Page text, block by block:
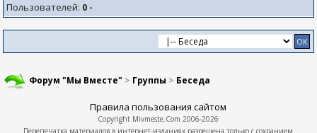
Пользователей: 0 -
Форум "Мы Вместе" > Группы > Беседа
Правила пользования сайтом
Copyright Mivmeste.Com 2006-2026
Перепечатка материалов в интернет-изданиях разрешена только с сохранием